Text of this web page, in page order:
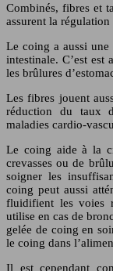
Combinés, fibres et
assurent la régulation
Le coing a aussi une
intestinale. C’est est
les brûlures
Les fibres jouent
réduction du taux
maladies cardio-
Le coing aide à la
crevasses ou de
soigner les
coing peut aussi
fluidifient les voies
utilise en cas de
gelée de coing en
le coing dans
Il est cependant